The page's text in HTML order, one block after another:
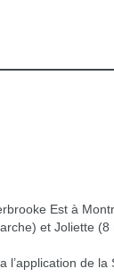
Est à
et Joliette (8
l’application de